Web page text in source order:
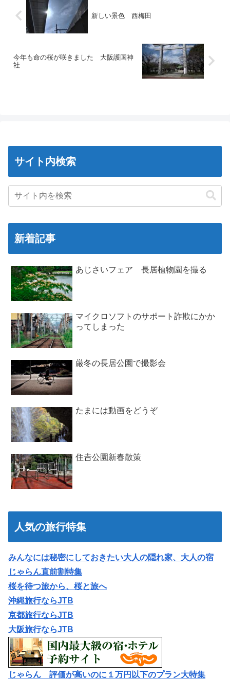
新しい景色 西梅田
今年も命の桜が咲きました 大阪護国神
社
サイト内検索
新着記事
あじさいフェア 長居植物園を撮る
マイクロソフトのサポート詐欺にかか
ってしまった
厳冬の長居公園で撮影会
たまには動画をどうぞ
住𠮷公園新春散策
人気の旅行特集
みんなには秘密にしておきたい大人の隠れ家、大人の宿
じゃらん直前割特集
桜を待つ旅から、桜と旅へ
沖縄旅行ならJTB
京都旅行ならJTB
大阪旅行ならJTB
じゃらん 評価が高いのに１万円以下のプラン大特集